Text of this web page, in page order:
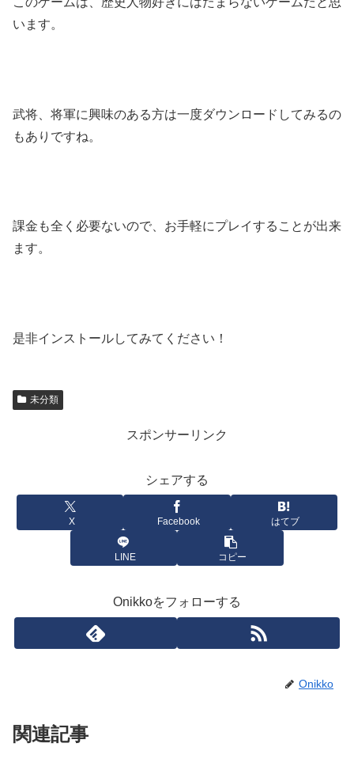
います。
武将、将軍に興味のある方は一度ダウンロードしてみるの
もありですね。
課金も全く必要ないので、お手軽にプレイすることが出来
ます。
是非インストールしてみてください！
未分類
スポンサーリンク
シェアする
X Facebook はてブ
LINE コピー
Onikkoをフォローする
Onikko
関連記事